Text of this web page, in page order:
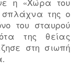
της ο
του σταυρού
της θείας
στη σιωπή